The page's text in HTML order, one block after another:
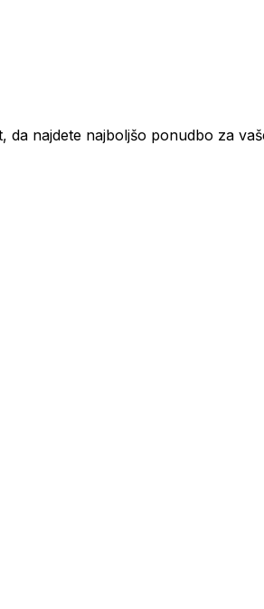
najdete najboljšo ponudbo za